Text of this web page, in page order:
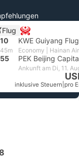
Flug
Economy | Hainan
Ankunft am Di, 11.
inklusive Steuern pro